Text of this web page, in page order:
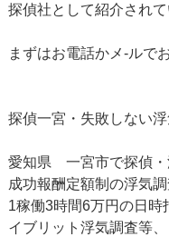
探偵社として紹介されて
まずはお電話かメ-ルで
探偵一宮・失敗しない
愛知県 一宮市で探偵・
成功報酬定額制の浮気
1稼働3時間6万円の日時
イブリット浮気調査等、